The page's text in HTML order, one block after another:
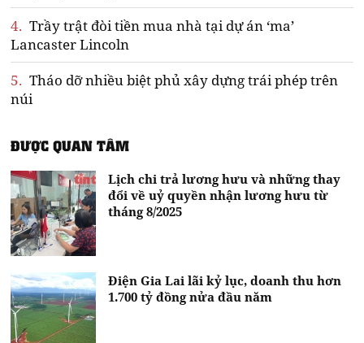
4. Trầy trật đòi tiền mua nhà tại dự án ‘ma’
Lancaster Lincoln
5. Tháo dỡ nhiều biệt phủ xây dựng trái phép trên
núi
ĐƯỢC QUAN TÂM
Lịch chi trả lương hưu và những thay
đổi về uỷ quyền nhận lương hưu từ
tháng 8/2025
Điện Gia Lai lãi kỷ lục, doanh thu hơn
1.700 tỷ đồng nửa đầu năm